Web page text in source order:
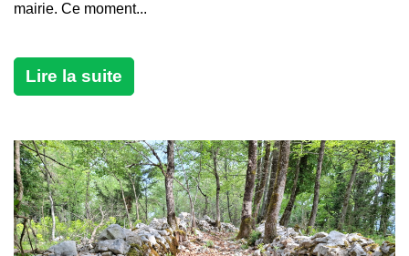
mairie. Ce moment...
Lire la suite